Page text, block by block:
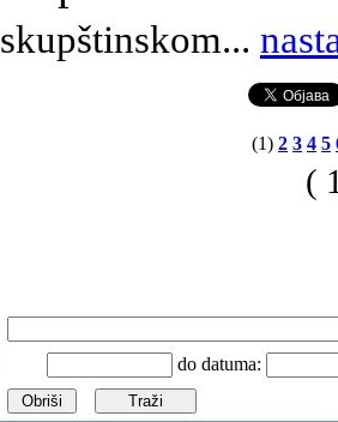
...
(1) 2 3 4 5
(
do datuma: